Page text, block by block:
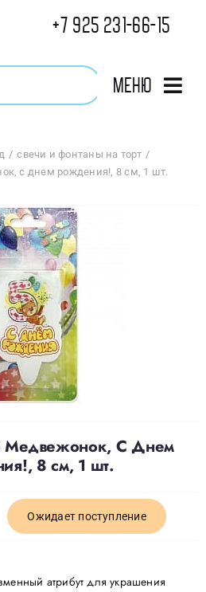
+7 925 231-66-15
Меню
свечи и фонтаны на торт
с днем рождения!, 8 см, 1 шт.
Медвежонок, С Днем
8 см, 1 шт.
Ожидает поступление
атрибут для украшения